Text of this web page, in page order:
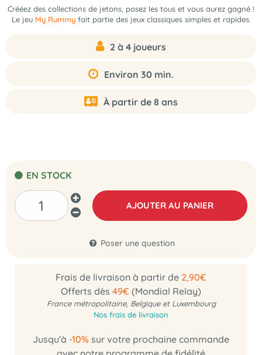
Crééez des collections de jetons, posez les tous et vous aurez gagné !
Le jeu My Rummyfait partie des jeux classiques simples et rapides.
2 à 4 joueurs
Environ 30 min.
À partir de 8 ans
EN STOCK
AJOUTER AU PANIER
Poser une question
Frais de livraison à partir de 2,90€
Offerts dès 49€ (Mondial Relay)
France métropolitaine, Belgique et Luxembourg
Nos frais de livraison
Jusqu'à -10% sur votre prochaine commande